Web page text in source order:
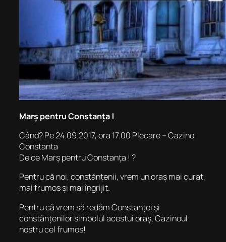
Marș pentru Constanța !
Când? Pe 24.09.2017, ora 17.00 Plecare – Cazino
Constanta
De ce Marș pentru Constanța ! ?
Pentru că noi, constănțenii, vrem un oraș mai curat,
mai frumos și mai îngrijit.
Pentru că vrem să redăm Constanței și
constănțenilor simbolul acestui oraș, Cazinoul
nostru cel frumos!